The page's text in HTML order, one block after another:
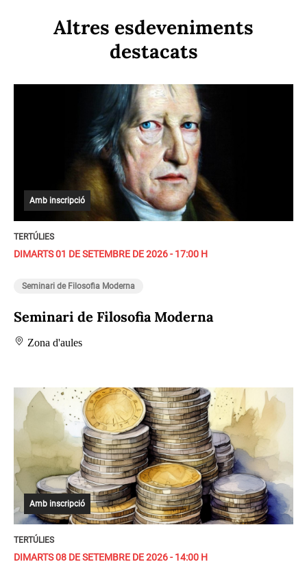
Altres esdeveniments
destacats
Amb inscripció
TERTÚLIES
DIMARTS 01 DE SETEMBRE DE 2026 - 17:00 H
Seminari de Filosofia Moderna
Seminari de Filosofia Moderna
Zona d'aules
Amb inscripció
TERTÚLIES
DIMARTS 08 DE SETEMBRE DE 2026 - 14:00 H